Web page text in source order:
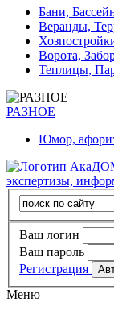
Бани,
Веранды,
Ворота,
Теплицы,
РАЗНОЕ
Юмор,
экспертизы,
Ваш логин
Ваш пароль
Регистрация
Меню